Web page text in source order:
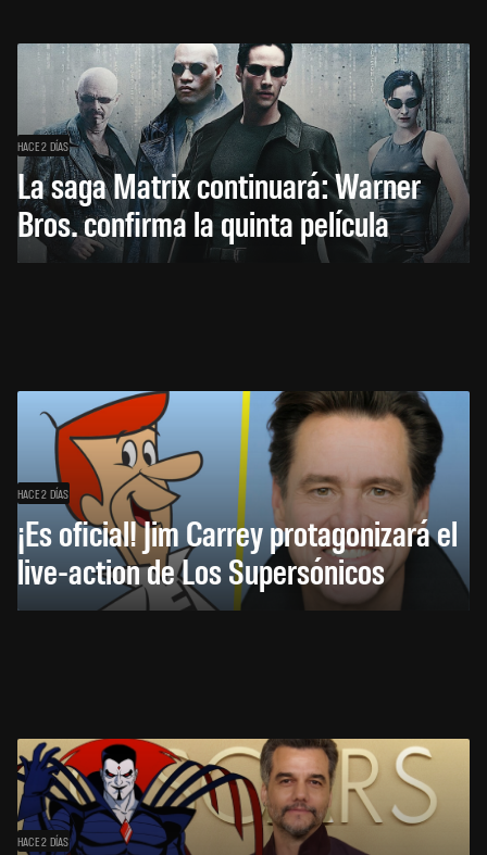
HACE 2 DÍAS
La saga Matrix continuará: Warner
Bros. confirma la quinta película
HACE 2 DÍAS
¡Es oficial! Jim Carrey protagonizará el
live-action de Los Supersónicos
HACE 2 DÍAS